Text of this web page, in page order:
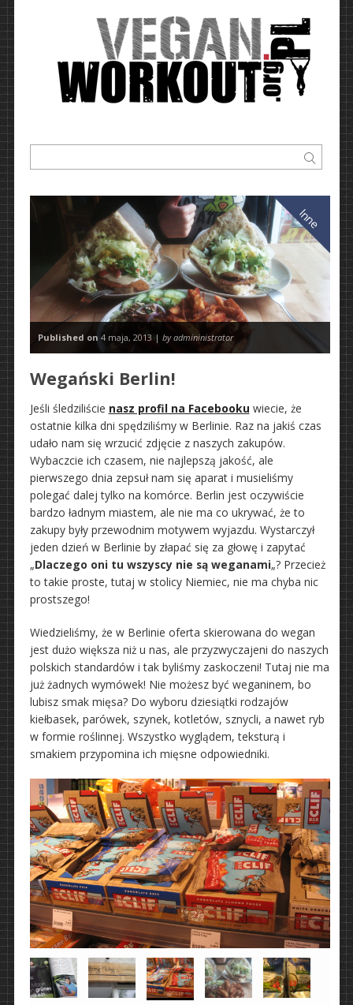
Inne
Published on 4 maja, 2013 | by admininistrator
Wegański Berlin!
Jeśli śledziliście nasz profil na Facebooku wiecie, że
ostatnie kilka dni spędziliśmy w Berlinie. Raz na jakiś czas
udało nam się wrzucić zdjęcie z naszych zakupów.
Wybaczcie ich czasem, nie najlepszą jakość, ale
pierwszego dnia zepsuł nam się aparat i musieliśmy
polegać dalej tylko na komórce. Berlin jest oczywiście
bardzo ładnym miastem, ale nie ma co ukrywać, że to
zakupy były przewodnim motywem wyjazdu. Wystarczył
jeden dzień w Berlinie by złapać się za głowę i zapytać
„Dlaczego oni tu wszyscy nie są weganami„? Przecież
to takie proste, tutaj w stolicy Niemiec, nie ma chyba nic
prostszego!
Wiedzieliśmy, że w Berlinie oferta skierowana do wegan
jest dużo większa niż u nas, ale przyzwyczajeni do naszych
polskich standardów i tak byliśmy zaskoczeni! Tutaj nie ma
już żadnych wymówek! Nie możesz być weganinem, bo
lubisz smak mięsa? Do wyboru dziesiątki rodzajów
kiełbasek, parówek, szynek, kotletów, sznycli, a nawet ryb
w formie roślinnej. Wszystko wyglądem, teksturą i
smakiem przypomina ich mięsne odpowiedniki.